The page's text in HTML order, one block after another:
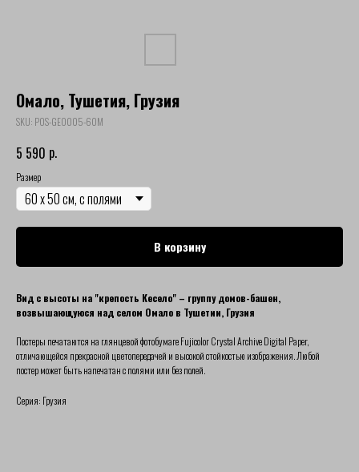
Омало, Тушетия, Грузия
SKU: POS-GEO005-60M
5 590 р.
Размер
В корзину
Вид с высоты на "крепость Кесело" – группу домов-башен,
возвышающуюся над селом Омало в Тушетии, Грузия
Постеры печатаются на глянцевой фотобумаге Fujicolor Crystal Archive Digital Paper,
отличающейся прекрасной цветопередачей и высокой стойкостью изображения. Любой
постер может быть напечатан с полями или без полей.
Серия: Грузия